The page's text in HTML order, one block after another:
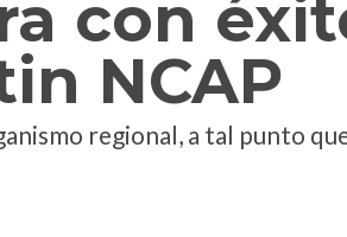
con
NCAP
regional, a tal punto